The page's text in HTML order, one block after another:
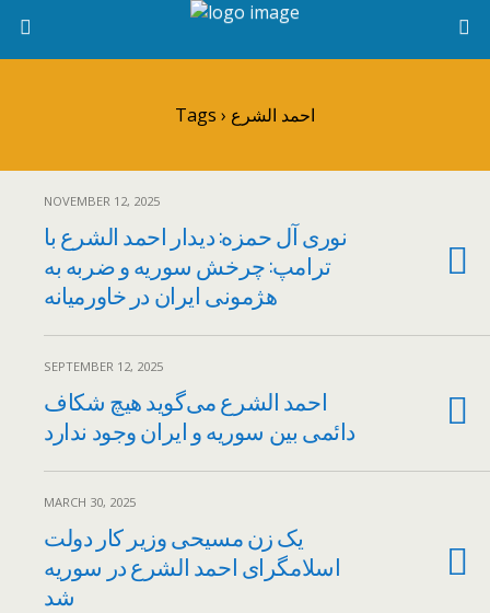
Tags › احمد الشرع
NOVEMBER 12, 2025
نوری آل حمزه: دیدار احمد الشرع با
ترامپ: چرخش سوریه و ضربه به
هژمونی ایران در خاورمیانه
SEPTEMBER 12, 2025
احمد الشرع می‌گوید هیچ شکاف
دائمی بین سوریه و ایران وجود ندارد
MARCH 30, 2025
یک زن مسیحی وزیر کار دولت
اسلامگرای احمد الشرع در سوریه
شد